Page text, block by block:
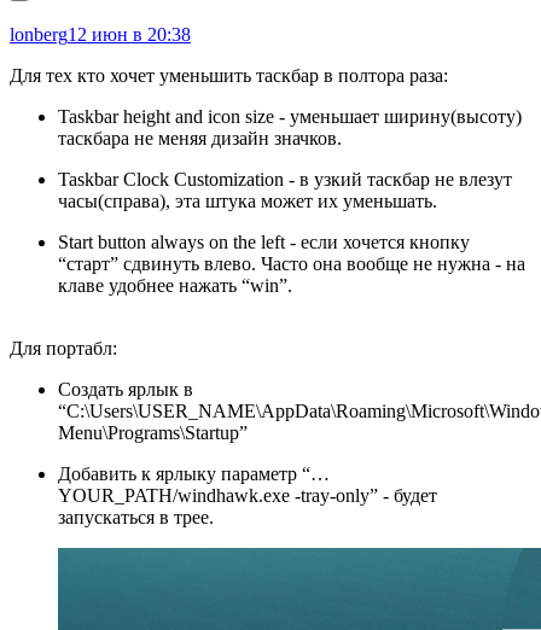
lonberg12 июн в 20:38
Для тех кто хочет уменьшить таскбар в полтора раза:
Taskbar height and icon size - уменьшает ширину(высоту)
таскбара не меняя дизайн значков.
Taskbar Clock Customization - в узкий таскбар не влезут
часы(справа), эта штука может их уменьшать.
Start button always on the left - если хочется кнопку
“старт” сдвинуть влево. Часто она вообще не нужна - на
клаве удобнее нажать “win”.
Для портабл:
Создать ярлык в
Menu\Programs\Startup”
Добавить к ярлыку параметр “…
YOUR_PATH/windhawk.exe -tray-only” - будет
запускаться в трее.